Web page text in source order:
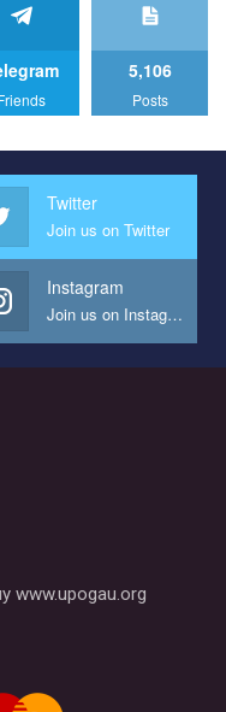
us implement our plan
the video.
"Гей-альянс
организации.
нам реализовать
на почве
на наш канал YouTube
видео.
5,106
Posts
Twitter
Join us on Twitter
Instagram
Join us on Instagram
www.upogau.org